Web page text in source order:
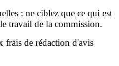
: ne ciblez que ce qui est
travail de la commission.
frais de rédaction d'avis